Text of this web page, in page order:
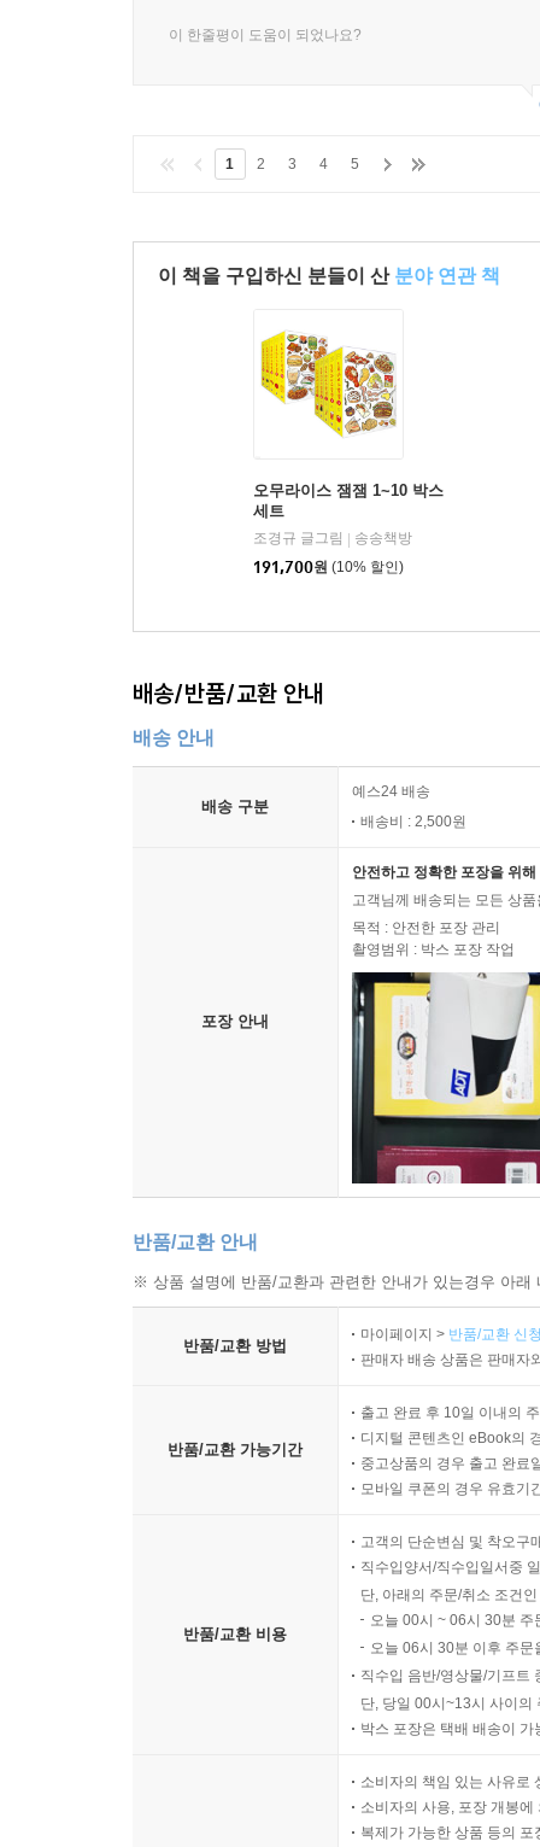
이 한줄평이 도움이 되었나요?
1 2 3 4 5
이 책을 구입하신 분들이 산 분야 연관 책
오무라이스 잼잼 1~10 박스
세트
조경규 글그림
송송책방
191,700원 (10% 할인)
배송/반품/교환 안내
배송 안내
배송 구분
예스24 배송
배송비 : 2,500원
포장 안내
안전하고 정확한 포장을 위
고객님께 배송되는 모든 상
목적 : 안전한 포장 관리
촬영범위 : 박스 포장 작업
반품/교환 안내
※ 상품 설명에 반품/교환과 관련한 안내가 있는경우 아
반품/교환 방법
마이페이지 > 반품/교환 신
판매자 배송 상품은 판매자
반품/교환 가능기간
출고 완료 후 10일 이내의
디지털 콘텐츠인 eBook의
중고상품의 경우 출고 완료
모바일 쿠폰의 경우 유효기
반품/교환 비용
고객의 단순변심 및 착오구
직수입양서/직수입일서중
단, 아래의 주문/취소 조건
오늘 00시 ~ 06시 30분
오늘 06시 30분 이후 주
직수입 음반/영상물/기프트
단, 당일 00시~13시 사이의
박스 포장은 택배 배송이
소비자의 책임 있는 사유로
소비자의 사용, 포장 개봉
복제가 가능한 상품 등의